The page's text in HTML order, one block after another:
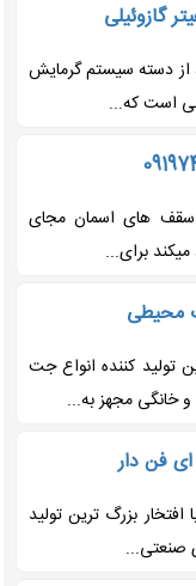
گازوئیلی
از دسته سیستم گرمایش
است که...
های اسمان مجای
برای...
محیطی
ترین تولید کننده انواع جت
خانگی مجهز به...
فن دار
با افتخار بزرگ ترین تولید
صنعتی...